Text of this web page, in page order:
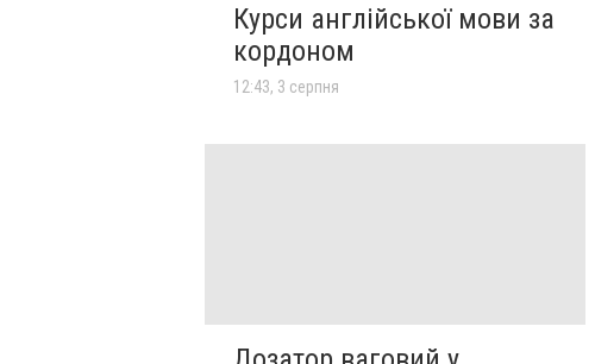
Курси англійської мови за
кордоном
12:43, 3 серпня